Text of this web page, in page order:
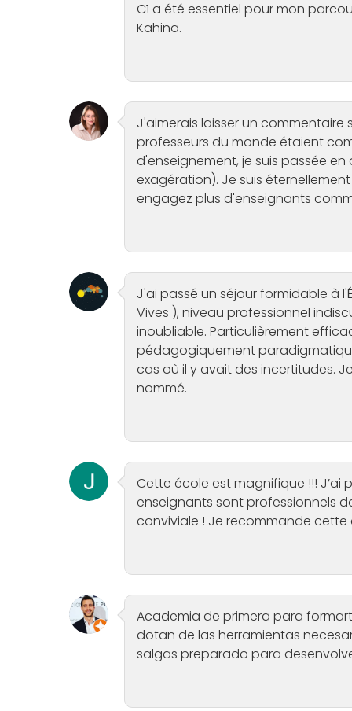
C1 a été essentiel pour mon
Kahina.
J'aimerais laisser un commentaire
professeurs du monde étaient
d'enseignement, je suis passée en
exagération). Je suis
engagez plus d'enseignants
J'ai passé un séjour formidable à
Vives ), niveau professionnel
inoubliable. Particulièrement
pédagogiquement
cas où il y avait des incertitudes.
nommé.
Cette école est magnifique !!! J’ai
enseignants sont professionnels
conviviale ! Je recommande
Academia de primera para
dotan de las herramientas
salgas preparado para